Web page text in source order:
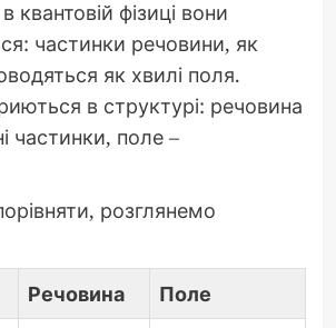
квантовій фізиці вони
частинки речовини, як
як хвилі поля.
в структурі: речовина
частинки, поле –
розглянемо
Речовина Поле